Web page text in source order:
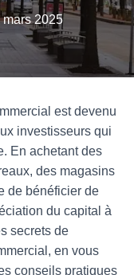
mars 2025
est devenu
investisseurs qui
En achetant des
des magasins
de bénéficier de
du capital à
secrets de
en vous
conseils pratiques